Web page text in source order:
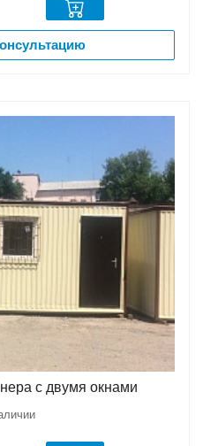
с двумя окнами